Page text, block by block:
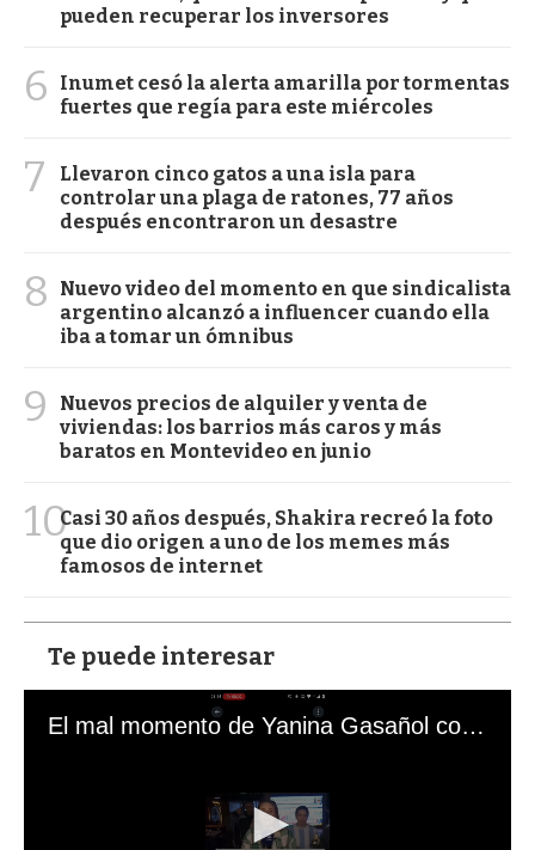
pueden recuperar los inversores
6
Inumet cesó la alerta amarilla por tormentas
fuertes que regía para este miércoles
7
Llevaron cinco gatos a una isla para
controlar una plaga de ratones, 77 años
después encontraron un desastre
8
Nuevo video del momento en que sindicalista
argentino alcanzó a influencer cuando ella
iba a tomar un ómnibus
9
Nuevos precios de alquiler y venta de
viviendas: los barrios más caros y más
baratos en Montevideo en junio
10Casi 30 años después, Shakira recreó la foto
que dio origen a uno de los memes más
famosos de internet
Te puede interesar
El mal momento de Yanina Gasañol con un hincha argentino en "Subrayado"